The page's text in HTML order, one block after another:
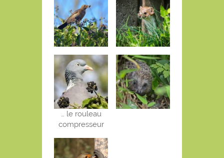
… le rouleau
compresseur